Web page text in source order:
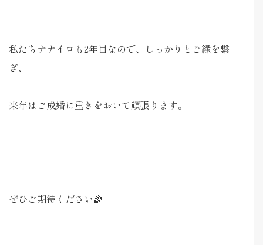
私たちナナイロも2年目なので、しっかりとご縁を繋
ぎ、
来年はご成婚に重きをおいて頑張ります。
ぜひご期待ください🌈